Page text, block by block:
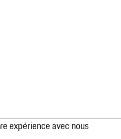
expérience avec nous